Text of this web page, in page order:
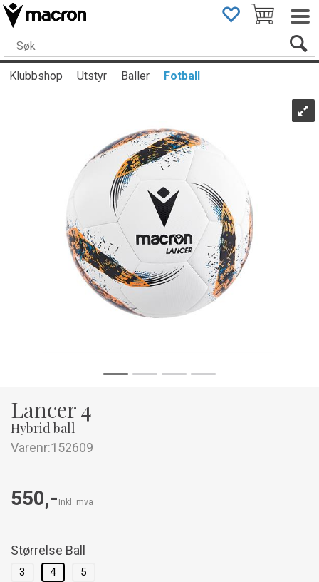
Klubbshop Utstyr Baller Fotball
Lancer 4
Hybrid ball
Varenr:152609
550,- Inkl. mva
Størrelse Ball
3 4 5